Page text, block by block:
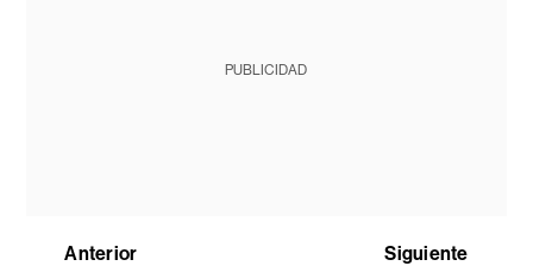
PUBLICIDAD
Anterior Siguiente